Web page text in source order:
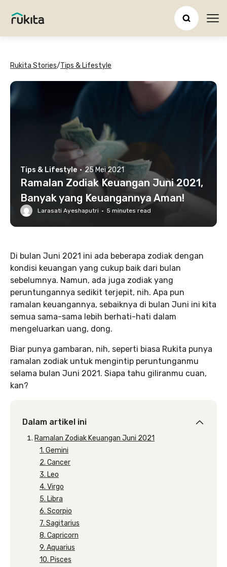
Rukita Stories/Tips & Lifestyle
Tips & Lifestyle · 25 Mei 2021
Ramalan Zodiak Keuangan Juni 2021,
Banyak yang Keuangannya Aman!
Larasati Ayeshaputri · 5 minutes read
Di bulan Juni 2021 ini ada beberapa zodiak dengan
kondisi keuangan yang cukup baik dari bulan
sebelumnya. Namun, ada juga zodiak yang
peruntungannya sedikit terjepit, nih. Apa pun
ramalan keuangannya, sebaiknya di bulan Juni ini kita
semua sama-sama lebih berhati-hati dalam
mengeluarkan uang, dong.
Biar punya gambaran, nih, seperti biasa Rukita punya
ramalan zodiak untuk mengintip peruntunganmu
selama bulan Juni 2021. Siapa tahu giliranmu cuan,
kan?
Dalam artikel ini
Ramalan Zodiak Keuangan Juni 2021
1. Gemini
2. Cancer
3. Leo
4. Virgo
5. Libra
6. Scorpio
7. Sagitarius
8. Capricorn
9. Aquarius
10. Pisces